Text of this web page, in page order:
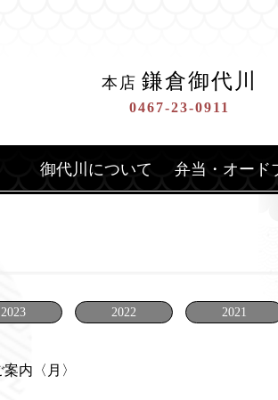
本店 鎌倉御代川
0467-23-0911
御代川について 弁当・オード
2023 2022 2021
内〈月〉